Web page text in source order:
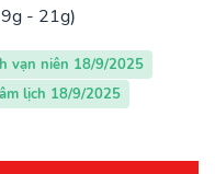
- 21g)
vạn niên 18/9/2025
âm lịch 18/9/2025